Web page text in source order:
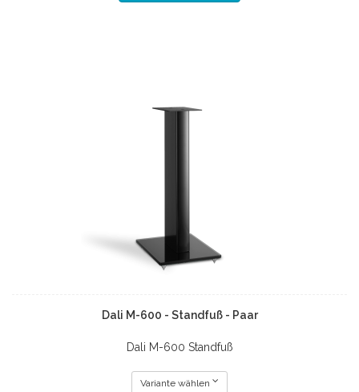
Dali M-600 - Standfuß - Paar
Dali M-600 Standfuß
Variante wählen